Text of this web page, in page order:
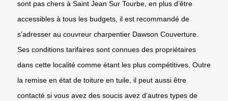
sont pas chers à Saint Jean Sur Tourbe, en plus d’être
accessibles à tous les budgets, il est recommandé de
s’adresser au couvreur charpentier Dawson Couverture.
Ses conditions tarifaires sont connues des propriétaires
dans cette localité comme étant les plus compétitives. Outre
la remise en état de toiture en tuile, il peut aussi être
contacté si vous avez des soucis avez d’autres types de